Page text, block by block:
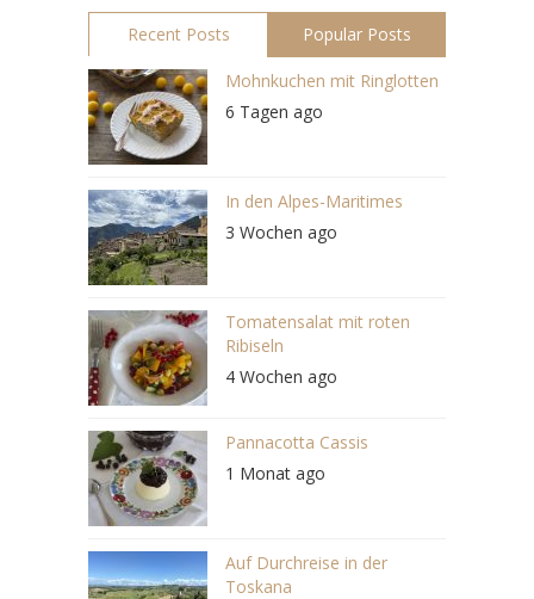
Recent Posts Popular Posts
Mohnkuchen mit Ringlotten
6 Tagen ago
In den Alpes-Maritimes
3 Wochen ago
Tomatensalat mit roten
Ribiseln
4 Wochen ago
Pannacotta Cassis
1 Monat ago
Auf Durchreise in der
Toskana